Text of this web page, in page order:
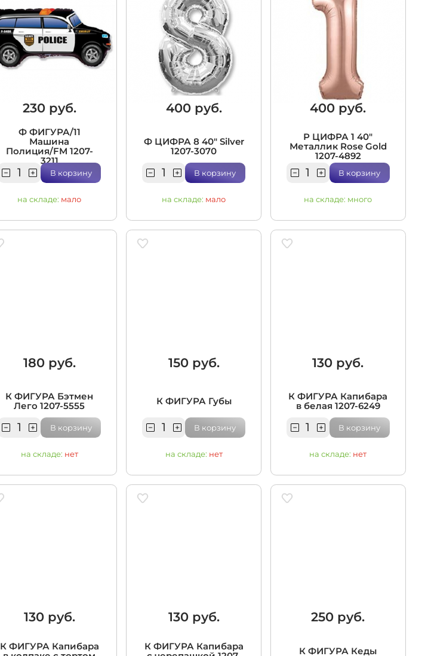
230 руб.
Ф ФИГУРА/11
Машина
Полиция/FM 1207-
3211
В корзину
на складе: мало
400 руб.
Ф ЦИФРА 8 40" Silver
1207-3070
В корзину
на складе: мало
400 руб.
Р ЦИФРА 1 40"
Металлик Rose Gold
1207-4892
В корзину
на складе: много
180 руб.
К ФИГУРА Бэтмен
Лего 1207-5555
В корзину
на складе: нет
150 руб.
К ФИГУРА Губы
В корзину
на складе: нет
130 руб.
К ФИГУРА Капибара
в белая 1207-6249
В корзину
на складе: нет
130 руб.
К ФИГУРА Капибара
130 руб.
К ФИГУРА Капибара
250 руб.
К ФИГУРА Кеды